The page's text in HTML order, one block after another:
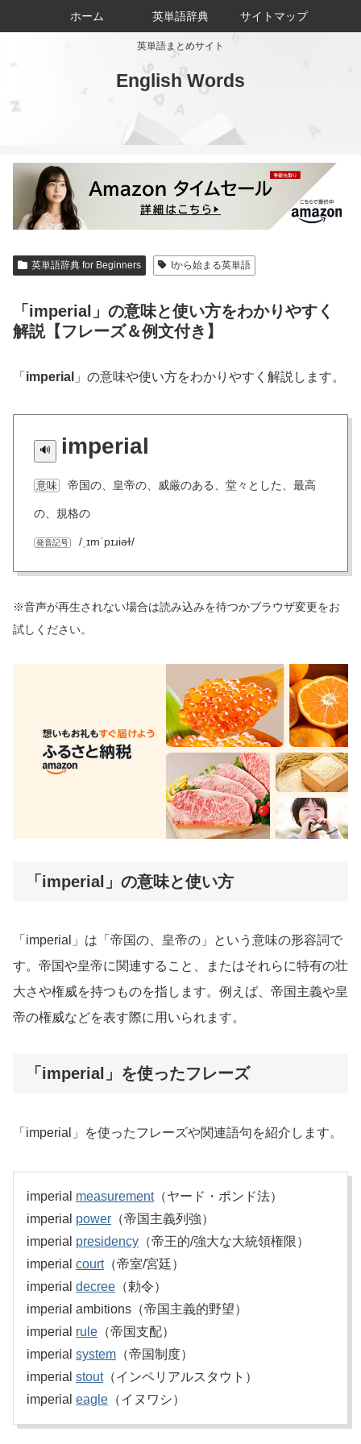
英単語まとめサイト
English Words
ホーム 英単語辞典 サイトマップ
英単語辞典 for Beginners Iから始まる英単語
「imperial」の意味と使い方をわかりやすく
解説【フレーズ＆例文付き】
「 imperial 」の意味や使い方をわかりやすく解説します。
imperial
意味 帝国の、皇帝の、威厳のある、堂々とした、最高
の、規格の
発音記号 /ˌɪmˈpɪɹiəɫ/
※音声が再生されない場合は読み込みを待つかブラウザ変更をお
試しください。
「imperial」の意味と使い方
「imperial」は「帝国の、皇帝の」という意味の形容詞で
す。帝国や皇帝に関連すること、またはそれらに特有の壮
大さや権威を持つものを指します。例えば、帝国主義や皇
帝の権威などを表す際に用いられます。
「imperial」を使ったフレーズ
「imperial」を使ったフレーズや関連語句を紹介します。
imperial measurement（ヤード・ポンド法）
imperial power （帝国主義列強）
imperial presidency （帝王的/強大な大統領権限）
imperial court（帝室/宮廷）
imperial decree （勅令）
imperial ambitions（帝国主義的野望）
imperial rule （帝国支配）
imperial system （帝国制度）
imperial stout（インペリアルスタウト）
imperial eagle （イヌワシ）